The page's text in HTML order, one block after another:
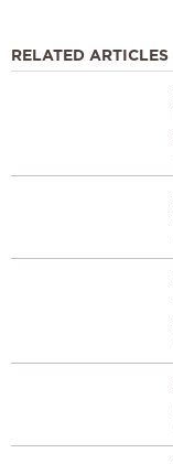
RELATED ARTICLES